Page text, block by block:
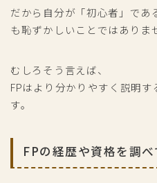
だから自分が「初心者」で
も恥ずかしいことではありま
むしろそう言えば、
FPはより分かりやすく説明
す。
FPの経歴や資格を調べ